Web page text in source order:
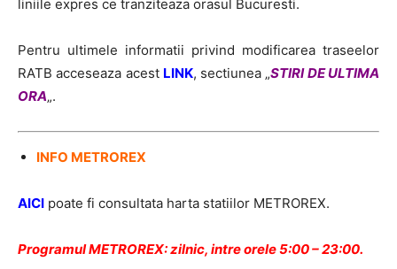
liniile expres ce tranziteaza orasul Bucuresti.
Pentru ultimele informatii privind modificarea traseelor
RATB acceseaza acest LINK, sectiunea „STIRI DE ULTIMA
ORA„.
INFO METROREX
AICI poate fi consultata harta statiilor METROREX.
Programul METROREX: zilnic, intre orele 5:00 – 23:00.